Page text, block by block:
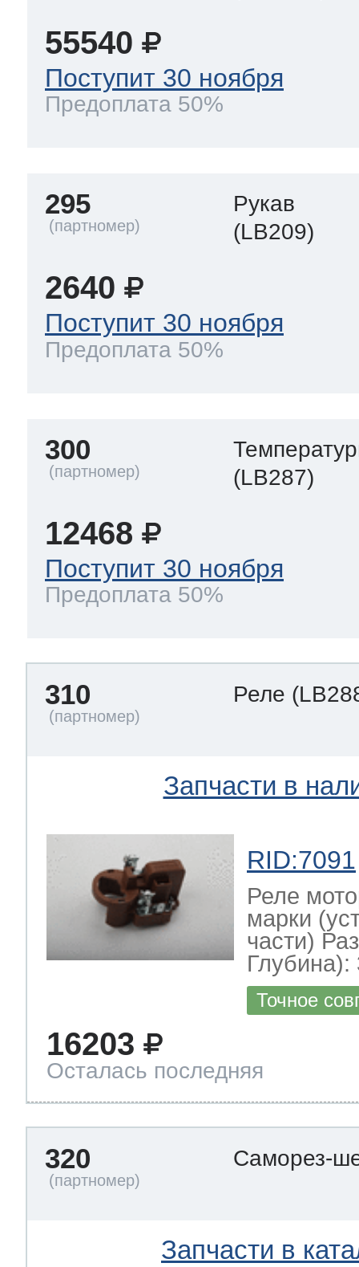
55540
Поступит 30 ноября
Предоплата 50%
295
Рукав
(LB209)
2640
Поступит 30 ноября
Предоплата 50%
300
(LB287)
12468
Поступит 30 ноября
Предоплата 50%
310 Реле
Запчасти в
RID:7091
Реле
марки
части)
Глубина):
Точное
16203
Осталась последняя
320 Саморез-
Запчасти в